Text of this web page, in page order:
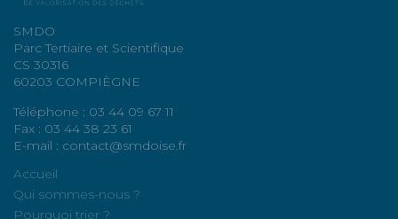
SMDO
Parc Tertiaire et Scientifique
CS 30316
60203 COMPIÈGNE
Téléphone : 03 44 09 67 11
Fax : 03 44 38 23 61
E-mail : contact@smdoise.fr
Accueil
Qui sommes-nous ?
Pourquoi trier ?